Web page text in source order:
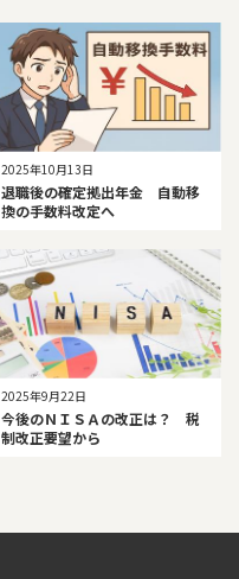
2025年10月13日
退職後の確定拠出年金 自動移
換の手数料改定へ
2025年9月22日
今後のＮＩＳＡの改正は？ 税
制改正要望から